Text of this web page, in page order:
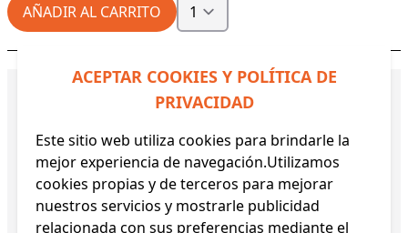
AÑADIR AL CARRITO
DETALLES DE PRODUCTO:
Descripción:- Popelín estampado
antibacteriano, algodón orgánico e hidrófugo. -
Tela antibacteriana e hidrófuga certificada por
AITEX, perfecta para material sanitario como
mascarillas, batas, gorros... - Equivalencia a una
ACEPTAR COOKIES Y POLÍTICA DE
PRIVACIDAD
Este sitio web utiliza cookies para brindarle la
mejor experiencia de navegación.Utilizamos
cookies propias y de terceros para mejorar
nuestros servicios y mostrarle publicidad
relacionada con sus preferencias mediante el